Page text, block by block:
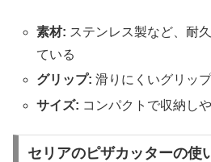
素材: ステンレス製など、耐
ている
グリップ: 滑りにくいグリッ
サイズ: コンパクトで収納し
セリアのピザカッターの使